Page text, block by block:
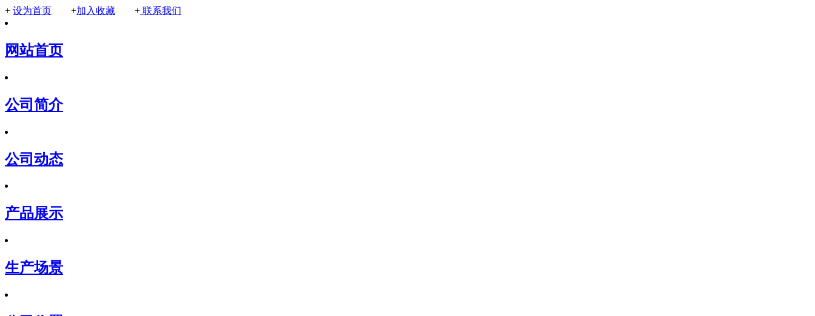
+ 设为首页 +加入收藏 + 联系我们
网站首页
公司简介
公司动态
产品展示
生产场景